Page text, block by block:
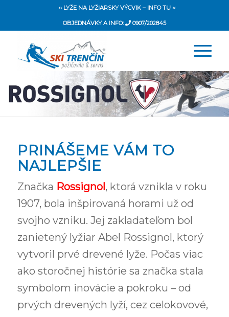
›› LYŽE NA LYŽIARSKY VÝCVIK – INFO TU ‹‹
OBJEDNÁVKY A INFO: 0907/202845
PRINÁŠEME VÁM TO
NAJLEPŠIE
Značka Rossignol, ktorá vznikla v roku
1907, bola inšpirovaná horami už od
svojho vzniku. Jej zakladateľom bol
zanietený lyžiar Abel Rossignol, ktorý
vytvoril prvé drevené lyže. Počas viac
ako storočnej histórie sa značka stala
symbolom inovácie a pokroku – od
prvých drevených lyží, cez celokovové,